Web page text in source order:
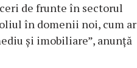
de frunte în sectorul
în domenii noi, cum ar
şi imobiliare”, anunţă